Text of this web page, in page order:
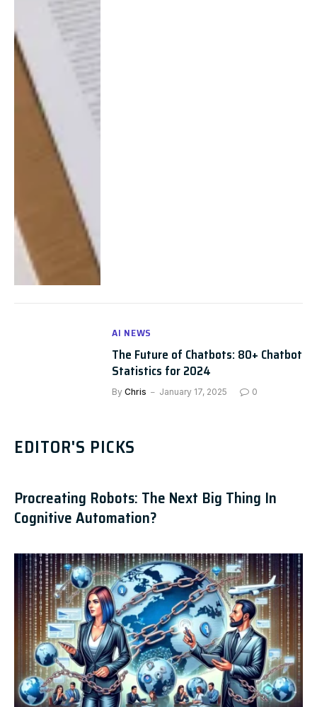
AI NEWS
The Future of Chatbots: 80+ Chatbot
Statistics for 2024
By Chris January 17, 2025 0
EDITOR'S PICKS
Procreating Robots: The Next Big Thing In
Cognitive Automation?